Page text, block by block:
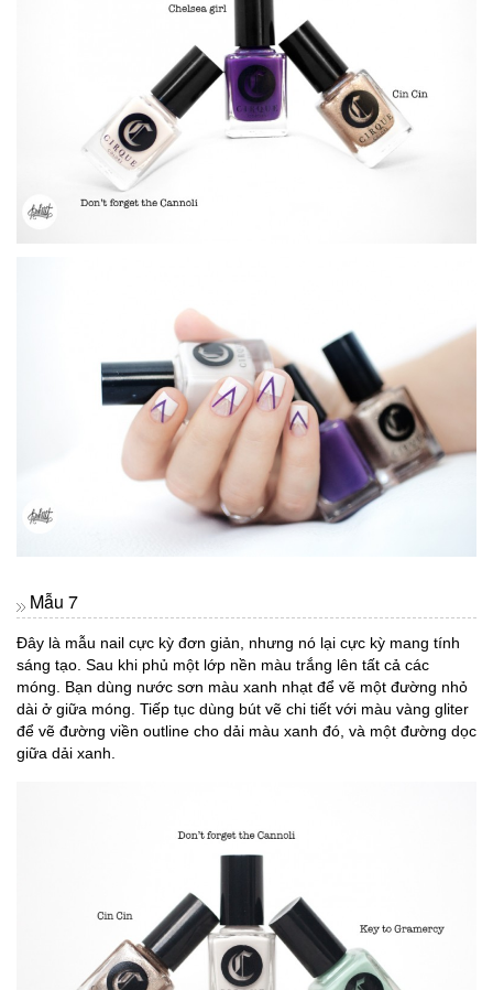
Mẫu 7
Đây là mẫu nail cực kỳ đơn giản, nhưng nó lại cực kỳ mang tính
sáng tạo. Sau khi phủ một lớp nền màu trắng lên tất cả các
móng. Bạn dùng nước sơn màu xanh nhạt để vẽ một đường nhỏ
dài ở giữa móng. Tiếp tục dùng bút vẽ chi tiết với màu vàng gliter
để vẽ đường viền outline cho dải màu xanh đó, và một đường dọc
giữa dải xanh.